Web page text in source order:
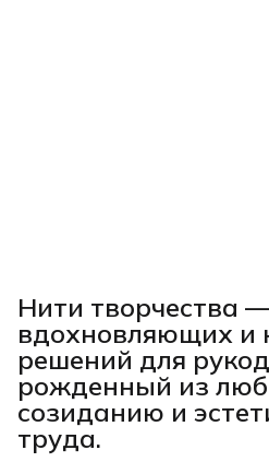
Нити творчества —
вдохновляющих и
решений для
рожденный из
созиданию и
труда.